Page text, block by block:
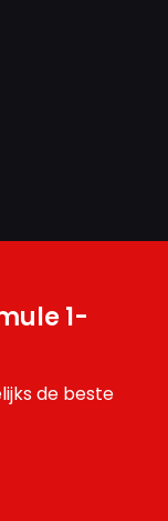
1-
de beste